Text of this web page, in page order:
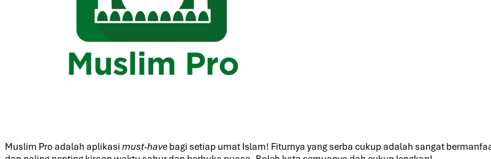
Muslim Pro adalah aplikasi must-have bagi setiap umat Islam! Fiturnya yang serba cukup adalah sangat